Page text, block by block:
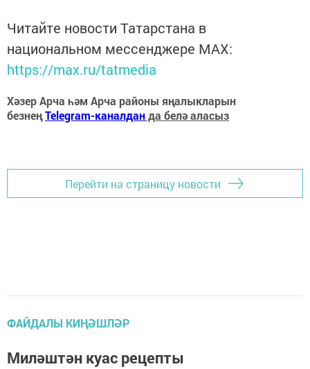
Читайте новости Татарстана в
национальном мессенджере MАХ:
https://max.ru/tatmedia
Хәзер Арча һәм Арча районы яңалыкларын
безнеңTelegram-каналданда белә аласыз
Перейти на страницу новости
ФАЙДАЛЫ КИҢӘШЛӘР
Миләштән куас рецепты